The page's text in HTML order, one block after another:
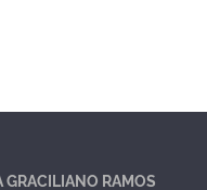
GRACILIANO RAMOS